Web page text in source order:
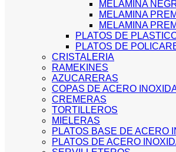
MELAMINA
MELAMINA
MELAMINA
PLATOS DE
PLATOS DE
CRISTALERIA
RAMEKINES
AZUCARERAS
COPAS DE ACERO
CREMERAS
TORTILLEROS
MIELERAS
PLATOS BASE DE ACERO
PLATOS DE ACERO